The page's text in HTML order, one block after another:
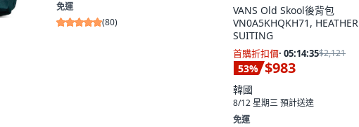
免運
(80)
VANS Old Skool後背包
VN0A5KHQKH71, HEATHER
SUITING
首購折扣價· 05:14:33$2,121
53% $983
韓國
8/12 星期三預計送達
免運